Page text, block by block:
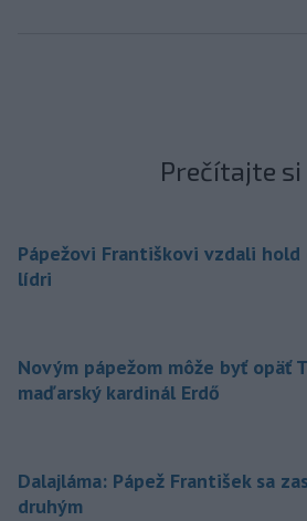
Prečítajte si
Pápežovi Františkovi vzdali
lídri
Novým pápežom môže byť opäť
maďarský kardinál Erdő
Dalajláma: Pápež František sa
druhým